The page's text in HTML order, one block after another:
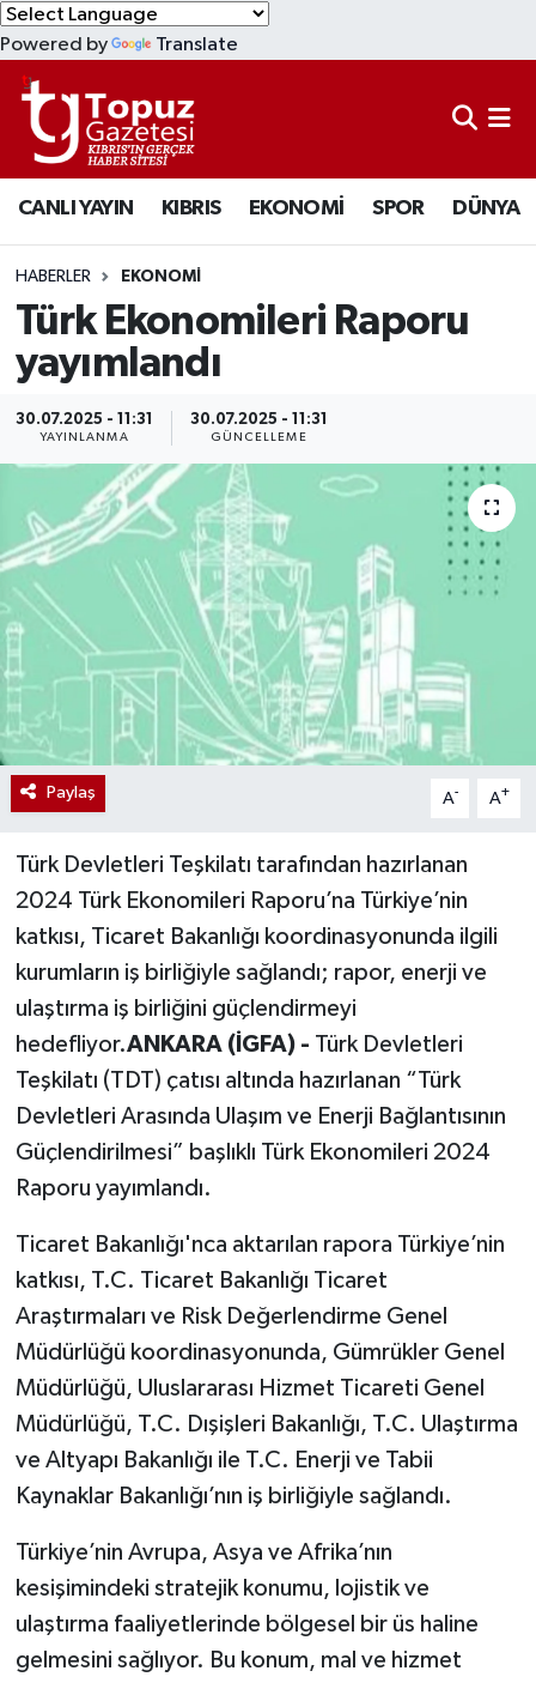
Powered by Translate
CANLI YAYIN KIBRIS EKONOMİ SPOR DÜNYA
HABERLER EKONOMİ
Türk Ekonomileri Raporu
yayımlandı
30.07.2025 - 11:31
YAYINLANMA
30.07.2025 - 11:31
GÜNCELLEME
Paylaş A- A+
Türk Devletleri Teşkilatı tarafından hazırlanan
2024 Türk Ekonomileri Raporu’na Türkiye’nin
katkısı, Ticaret Bakanlığı koordinasyonunda ilgili
kurumların iş birliğiyle sağlandı; rapor, enerji ve
ulaştırma iş birliğini güçlendirmeyi
hedefliyor.ANKARA (İGFA) - Türk Devletleri
Teşkilatı (TDT) çatısı altında hazırlanan “Türk
Devletleri Arasında Ulaşım ve Enerji Bağlantısının
Güçlendirilmesi” başlıklı Türk Ekonomileri 2024
Raporu yayımlandı.
Ticaret Bakanlığı'nca aktarılan rapora Türkiye’nin
katkısı, T.C. Ticaret Bakanlığı Ticaret
Araştırmaları ve Risk Değerlendirme Genel
Müdürlüğü koordinasyonunda, Gümrükler Genel
Müdürlüğü, Uluslararası Hizmet Ticareti Genel
Müdürlüğü, T.C. Dışişleri Bakanlığı, T.C. Ulaştırma
ve Altyapı Bakanlığı ile T.C. Enerji ve Tabii
Kaynaklar Bakanlığı’nın iş birliğiyle sağlandı.
Türkiye’nin Avrupa, Asya ve Afrika’nın
kesişimindeki stratejik konumu, lojistik ve
ulaştırma faaliyetlerinde bölgesel bir üs haline
gelmesini sağlıyor. Bu konum, mal ve hizmet
KIBRIS
DÜNYA
EKONOMİ
MAGAZİN
SAĞLIK
TÜRKİYE
Lefkoşa Nöbetçi Eczaneler
Lefkoşa Hava Durumu
Lefkoşa Trafik Yoğunluk Haritası
Süper Lig Puan Durumu ve Fikstür
Tüm Manşetler